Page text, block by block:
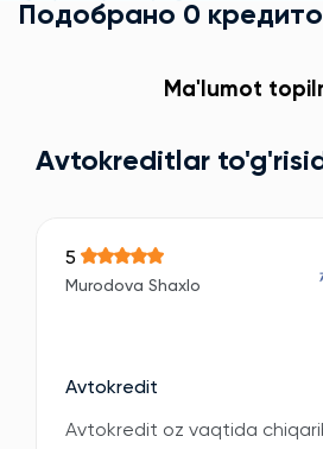
Подобрано 0
Ma'lumot
Avtokreditlar
5
Murodova Shaxlo
Avtokredit
Avtokredit oz vaqtida